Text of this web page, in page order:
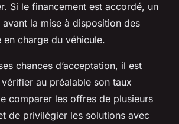
Si le financement est accordé, un
la mise à disposition des
charge du véhicule.
chances d’acceptation, il est
au préalable son taux
comparer les offres de plusieurs
de privilégier les solutions avec